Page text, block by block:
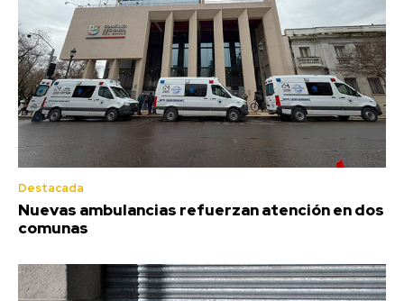
Destacada
Nuevas ambulancias refuerzan atención en dos
comunas